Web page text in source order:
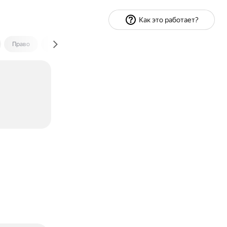
Право Экономика и финансы
Как это работает?